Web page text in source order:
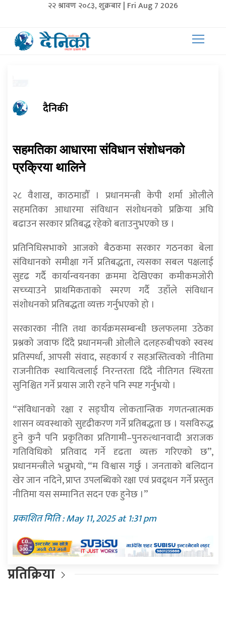
२२ श्रावण २०८३, शुक्रबार | Fri Aug 7 2026
दैनिकी
सहमतिका आधारमा संविधान संशोधनको
प्रक्रिया थालिने
२८ वैशाख, काठमाडौँ । प्रधानमन्त्री केपी शर्मा ओलीले
सहमतिका आधारमा संविधान संशोधनको प्रक्रिया अघि
बढाउन सरकार प्रतिबद्ध रहेको बताउनुभएको छ ।
प्रतिनिधिसभाको आजको बैठकमा सरकार गठनका बेला
संविधानको समीक्षा गर्ने प्रतिबद्धता, त्यसका सबल पक्षलाई
सुदृढ गर्दै कार्यान्वयनका क्रममा देखिएका कमीकमजोरी
सच्च्याउने प्राथमिकताको स्मरण गर्दै उहाँले संविधान
संशोधनको प्रतिबद्धता व्यक्त गर्नुभएको हो ।
सरकारका नीति तथा कार्यक्रमसम्बन्धी छलफलमा उठेका
प्रश्नको जवाफ दिँदै प्रधानमन्त्री ओलीले दलहरुबीचको स्वस्थ
प्रतिस्पर्धा, आपसी संवाद, सहकार्य र सहअस्तित्वको नीतिमा
राजनीतिक स्थायित्वलाई निरन्तरता दिँदै नीतिगत स्थिरता
सुनिश्चित गर्ने प्रयास जारी रहने पनि स्पष्ट गर्नुभयो ।
“संविधानको रक्षा र सङ्घीय लोकतान्त्रिक गणतन्त्रात्मक
शासन व्यवस्थाको सुदृढीकरण गर्ने प्रतिबद्धता छ । यसविरुद्ध
हुने कुनै पनि प्रकृतिका प्रतिगामी–पुनरुत्थानवादी अराजक
गतिविधिको प्रतिवाद गर्ने दृढता व्यक्त गरिएको छ”,
प्रधानमन्त्रीले भन्नुुभयो, “म विश्वास गर्छु । जनताको बलिदान
खेर जान नदिने, प्राप्त उपलब्धिको रक्षा एवं प्रवद्र्धन गर्ने प्रस्तुत
नीतिमा यस सम्मानित सदन एक हुनेछ ।”
प्रकाशित मिति : May 11, 2025 at 1:31 pm
प्रतिक्रिया